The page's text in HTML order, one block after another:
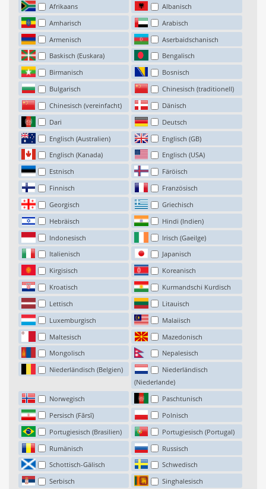
Afrikaans
Albanisch
Amharisch
Arabisch
Armenisch
Aserbaidschanisch
Baskisch (Euskara)
Bengalisch
Birmanisch
Bosnisch
Bulgarisch
Chinesisch (traditionell)
Chinesisch (vereinfacht)
Dänisch
Dari
Deutsch
Englisch (Australien)
Englisch (GB)
Englisch (Kanada)
Englisch (USA)
Estnisch
Färöisch
Finnisch
Französisch
Georgisch
Griechisch
Hebräisch
Hindi (Indien)
Indonesisch
Irisch (Gaeilge)
Italienisch
Japanisch
Kirgisisch
Koreanisch
Kroatisch
Kurmandschi Kurdisch
Lettisch
Litauisch
Luxemburgisch
Malaiisch
Maltesisch
Mazedonisch
Mongolisch
Nepalesisch
Niederländisch (Belgien)
Niederländisch
(Niederlande)
Norwegisch
Paschtunisch
Persisch (Fārsī)
Polnisch
Portugiesisch (Brasilien)
Portugiesisch (Portugal)
Rumänisch
Russisch
Schottisch-Gälisch
Schwedisch
Serbisch
Singhalesisch